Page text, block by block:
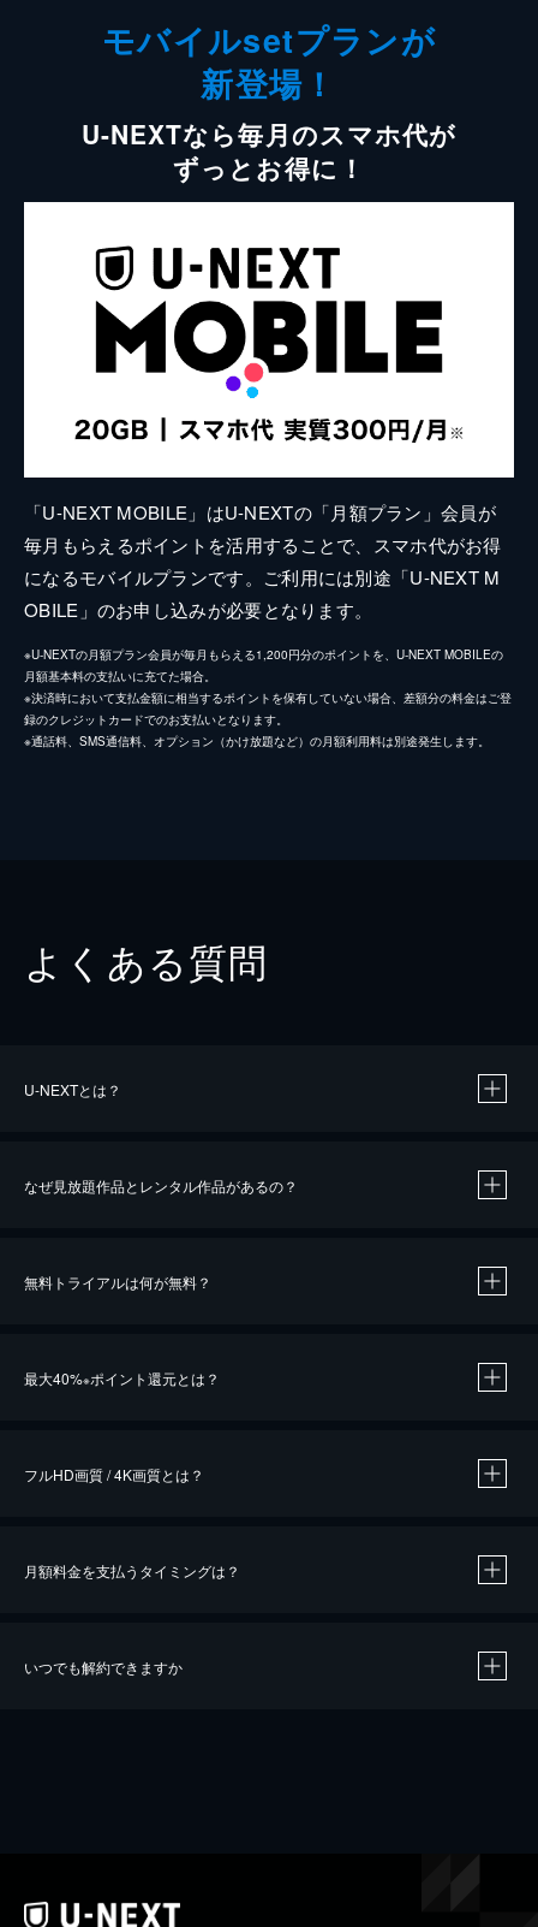
モバイルsetプランが
新登場！
U-NEXTなら毎月のスマホ代が
ずっとお得に！
「U-NEXT MOBILE」はU-NEXTの「月額プラン」会員が
毎月もらえるポイントを活用することで、スマホ代がお得
になるモバイルプランです。ご利用には別途「U-NEXT M
OBILE」のお申し込みが必要となります。
※U-NEXTの月額プラン会員が毎月もらえる1,200円分のポイントを、U-NEXT MOBILEの
月額基本料の支払いに充てた場合。
※決済時において支払金額に相当するポイントを保有していない場合、差額分の料金はご登
録のクレジットカードでのお支払いとなります。
※通話料、SMS通信料、オプション（かけ放題など）の月額利用料は別途発生します。
よくある質問
U-NEXTとは？
なぜ見放題作品とレンタル作品があるの？
無料トライアルは何が無料？
最大40%※ポイント還元とは？
※40％ポイント還元の対象は、クレジットカード決済による作品の購入 / レンタルです。
フルHD画質 / 4K画質とは？
月額料金を支払うタイミングは？
いつでも解約できますか